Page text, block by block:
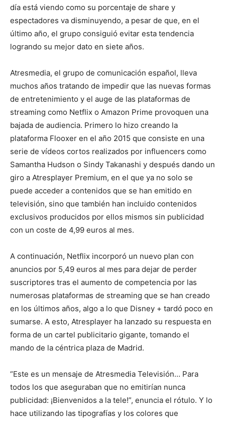
día está viendo como su porcentaje de share y
espectadores va disminuyendo, a pesar de que, en el
último año, el grupo consiguió evitar esta tendencia
logrando su mejor dato en siete años.
Atresmedia, el grupo de comunicación español, lleva
muchos años tratando de impedir que las nuevas formas
de entretenimiento y el auge de las plataformas de
streaming como Netflix o Amazon Prime provoquen una
bajada de audiencia. Primero lo hizo creando la
plataforma Flooxer en el año 2015 que consiste en una
serie de vídeos cortos realizados por influencers como
Samantha Hudson o Sindy Takanashi y después dando un
giro a Atresplayer Premium, en el que ya no solo se
puede acceder a contenidos que se han emitido en
televisión, sino que también han incluido contenidos
exclusivos producidos por ellos mismos sin publicidad
con un coste de 4,99 euros al mes.
A continuación, Netflix incorporó un nuevo plan con
anuncios por 5,49 euros al mes para dejar de perder
suscriptores tras el aumento de competencia por las
numerosas plataformas de streaming que se han creado
en los últimos años, algo a lo que Disney + tardó poco en
sumarse. A esto, Atresplayer ha lanzado su respuesta en
forma de un cartel publicitario gigante, tomando el
mando de la céntrica plaza de Madrid.
“Este es un mensaje de Atresmedia Televisión… Para
todos los que aseguraban que no emitirían nunca
publicidad: ¡Bienvenidos a la tele!”, enuncia el rótulo. Y lo
hace utilizando las tipografías y los colores que